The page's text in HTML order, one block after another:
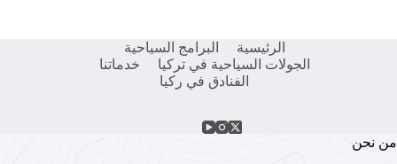
الرئيسية
البرامج السياحية
الجولات السياحية في تركيا
خدماتنا
الفنادق في ركيا
من نحن